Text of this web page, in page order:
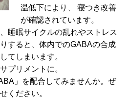
温低下により、 寝つき改善
が確認されています。
睡眠サイクルの乱れやストレス
すると、体内でのGABAの合成
てしまいます。
プリメントに。
」を配合してみませんか。ぜ
ください。